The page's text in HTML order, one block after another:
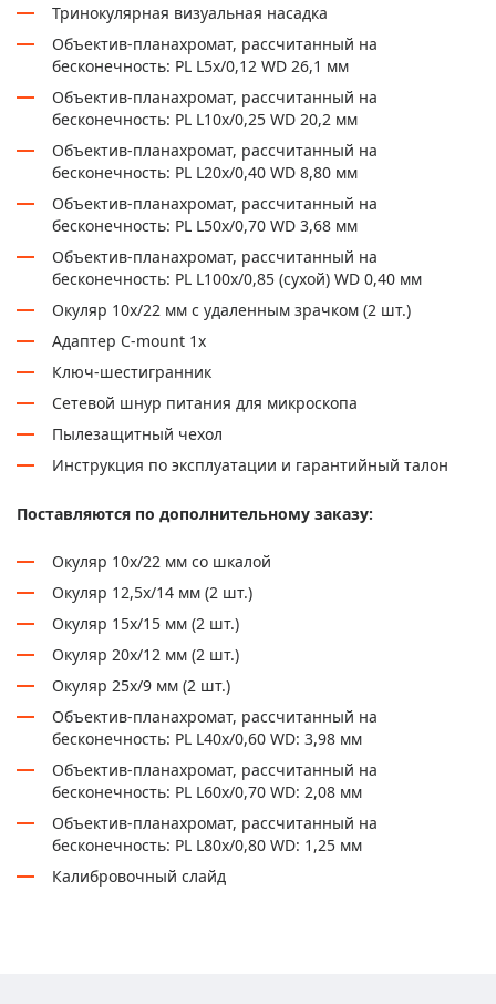
Тринокулярная визуальная насадка
Объектив-планахромат, рассчитанный на
бесконечность: PL L5х/0,12 WD 26,1 мм
Объектив-планахромат, рассчитанный на
бесконечность: PL L10х/0,25 WD 20,2 мм
Объектив-планахромат, рассчитанный на
бесконечность: PL L20х/0,40 WD 8,80 мм
Объектив-планахромат, рассчитанный на
бесконечность: PL L50х/0,70 WD 3,68 мм
Объектив-планахромат, рассчитанный на
бесконечность: PL L100х/0,85 (сухой) WD 0,40 мм
Окуляр 10x/22 мм с удаленным зрачком (2 шт.)
Адаптер C-mount 1х
Ключ-шестигранник
Сетевой шнур питания для микроскопа
Пылезащитный чехол
Инструкция по эксплуатации и гарантийный талон
Поставляются по дополнительному заказу:
Окуляр 10х/22 мм со шкалой
Окуляр 12,5x/14 мм (2 шт.)
Окуляр 15х/15 мм (2 шт.)
Окуляр 20х/12 мм (2 шт.)
Окуляр 25х/9 мм (2 шт.)
Объектив-планахромат, рассчитанный на
бесконечность: PL L40х/0,60 WD: 3,98 мм
Объектив-планахромат, рассчитанный на
бесконечность: PL L60x/0,70 WD: 2,08 мм
Объектив-планахромат, рассчитанный на
бесконечность: PL L80x/0,80 WD: 1,25 мм
Калибровочный слайд